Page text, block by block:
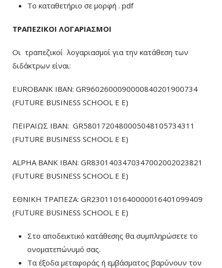
To καταθετήριο σε μορφή . pdf
ΤΡΑΠΕΖΙΚΟΙ ΛΟΓΑΡΙΑΣΜΟΙ
Οι τραπεζικοί λογαριασμοί για την κατάθεση των
διδάκτρων είναι:
EUROBANK IBAN: GR9602600090000840201900734
(FUTURE BUSINESS SCHOOL E E)
ΠΕΙΡΑΙΩΣ ΙΒΑΝ: GR5801720480005048105734311
(FUTURE BUSINESS SCHOOL E E)
ALPHA BANK IBAN: GR8301403470347002002023821
(FUTURE BUSINESS SCHOOL E E)
ΕΘΝΙΚΗ ΤΡΑΠΕΖΑ: GR2301101640000016401099409
(FUTURE BUSINESS SCHOOL E E)
Στο αποδεικτικό κατάθεσης θα συμπληρώσετε το
ονοματεπώνυμό σας.
Τα έξοδα μεταφοράς ή εμβάσματος βαρύνουν τον